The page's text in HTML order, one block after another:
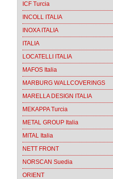
ICF Turcia
INCOLL ITALIA
INOXA ITALIA
ITALIA
LOCATELLI ITALIA
MAFOS Italia
MARBURG WALLCOVERINGS
MARELLA DESIGN ITALIA
MEKAPPA Turcia
METAL GROUP Italia
MITAL Italia
NETT FRONT
NORSCAN Suedia
ORIENT